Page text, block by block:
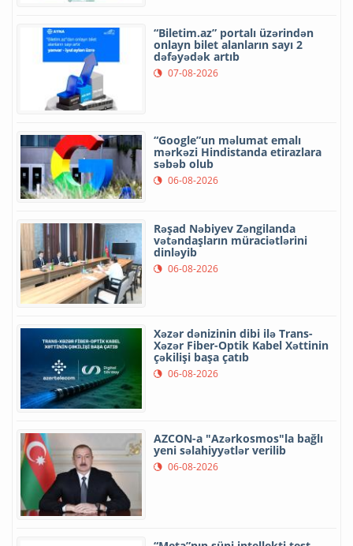
“Biletim.az” portalı üzərindən
onlayn bilet alanların sayı 2
dəfəyədək artıb
07-08-2026
“Google”un məlumat emalı
mərkəzi Hindistanda etirazlara
səbəb olub
06-08-2026
Rəşad Nəbiyev Zəngilanda
vətəndaşların müraciətlərini
dinləyib
06-08-2026
Xəzər dənizinin dibi ilə Trans-
Xəzər Fiber-Optik Kabel Xəttinin
çəkilişi başa çatıb
06-08-2026
AZCON-a "Azərkosmos"la bağlı
yeni səlahiyyətlər verilib
06-08-2026